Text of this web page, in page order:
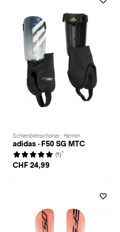
Schienbeinschoner · Herren
adidas · F50 SG MTC
(1) 1
CHF 24,99